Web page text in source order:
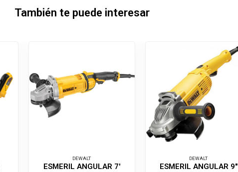
También te puede interesar
DEWALT
ESMERIL ANGULAR 7'
DEWALT
ESMERIL ANGULAR 9"